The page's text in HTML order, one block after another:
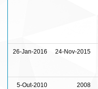
26-Jan-2016 24-Nov-2015
5-Out-2010 2008